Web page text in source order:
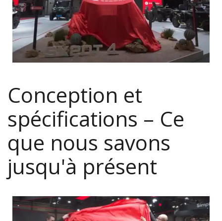
Conception et
spécifications – Ce
que nous savons
jusqu'à présent